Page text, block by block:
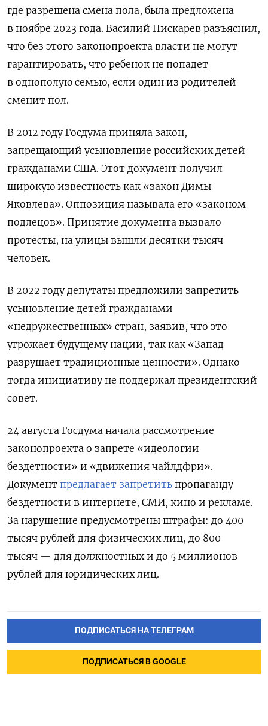
где разрешена смена пола, была предложена
в ноябре 2023 года. Василий Пискарев разъяснил,
что без этого законопроекта власти не могут
гарантировать, что ребенок не попадет
в однополую семью, если один из родителей
сменит пол.
В 2012 году Госдума приняла закон,
запрещающий усыновление российских детей
гражданами США. Этот документ получил
широкую известность как «закон Димы
Яковлева». Оппозиция называла его «законом
подлецов». Принятие документа вызвало
протесты, на улицы вышли десятки тысяч
человек.
В 2022 году депутаты предложили запретить
усыновление детей гражданами
«недружественных» стран, заявив, что это
угрожает будущему нации, так как «Запад
разрушает традиционные ценности». Однако
тогда инициативу не поддержал президентский
совет.
24 августа Госдума начала рассмотрение
законопроекта о запрете «идеологии
бездетности» и «движения чайлдфри».
Документ предлагает запретить пропаганду
бездетности в интернете, СМИ, кино и рекламе.
За нарушение предусмотрены штрафы: до 400
тысяч рублей для физических лиц, до 800
тысяч — для должностных и до 5 миллионов
рублей для юридических лиц.
ПОДПИСАТЬСЯ НА ТЕЛЕГРАМ
ПОДПИСАТЬСЯ В GOOGLE